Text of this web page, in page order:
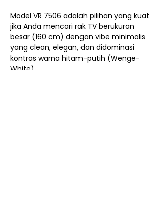
Model VR 7506 adalah pilihan yang kuat
jika Anda mencari rak TV berukuran
besar (160 cm) dengan vibe minimalis
yang clean, elegan, dan didominasi
kontras warna hitam-putih (Wenge-
White).